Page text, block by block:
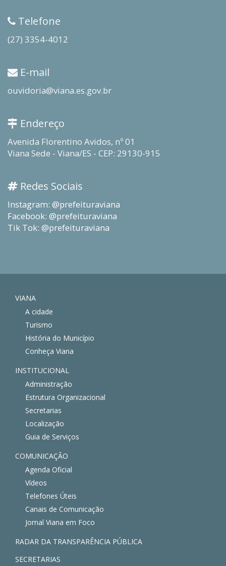
Telefone
(27) 3354-4012
E-mail
ouvidoria@viana.es.gov.br
Endereço
Avenida Florentino Avidos, nº 01
Viana Sede - Viana/ES - CEP: 29130-915
Redes Sociais
Instagram: @prefeituraviana
Facebook: @prefeituraviana
Tik Tok: @prefeituraviana
VIANA
A cidade
Turismo
História do Município
Conheça Viana
INSTITUCIONAL
Administração
Estrutura Organizacional
Secretarias
Localização
Guia de Serviços
COMUNICAÇÃO
Agenda Oficial
Vídeos
Telefones Úteis
Canais de Comunicação
Jornal Viana em Foco
RADAR DA TRANSPARÊNCIA PÚBLICA
SECRETARIAS